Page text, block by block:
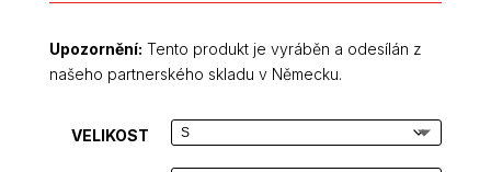
Upozornění: Tento produkt je vyráběn a odesílán z
našeho partnerského skladu v Německu.
VELIKOST